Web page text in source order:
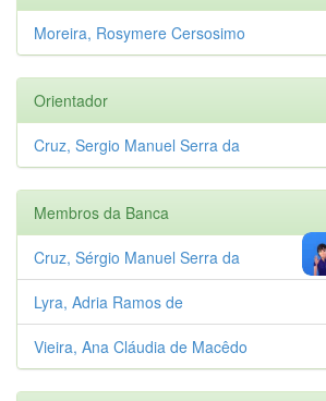
Moreira, Rosymere Cersosimo
Orientador
Cruz, Sergio Manuel Serra da
Membros da Banca
Cruz, Sérgio Manuel Serra da
Lyra, Adria Ramos de
Vieira, Ana Cláudia de Macêdo